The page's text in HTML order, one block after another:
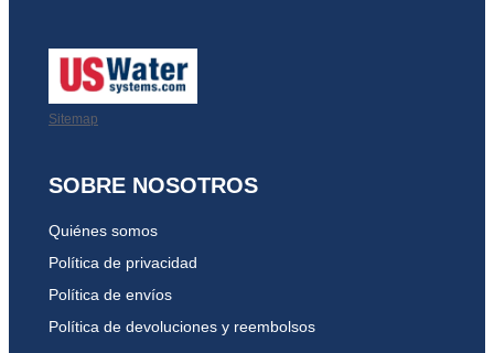
Sitemap
SOBRE NOSOTROS
Quiénes somos
Política de privacidad
Política de envíos
Política de devoluciones y reembolsos